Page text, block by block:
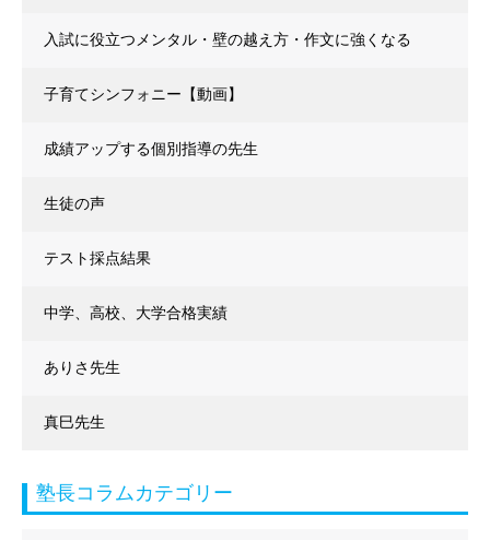
入試に役立つメンタル・壁の越え方・作文に強くなる
子育てシンフォニー【動画】
成績アップする個別指導の先生
生徒の声
テスト採点結果
中学、高校、大学合格実績
ありさ先生
真巳先生
塾長コラムカテゴリー